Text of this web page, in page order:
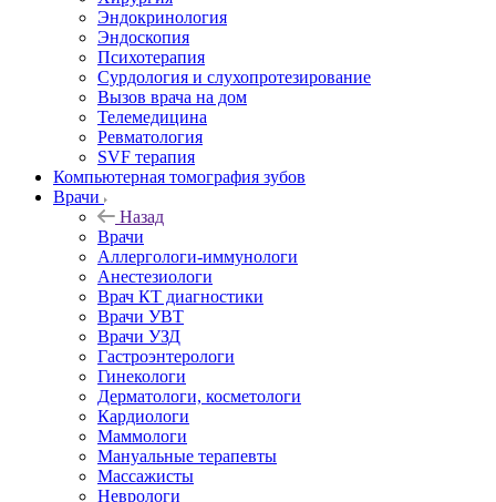
Эндокринология
Эндоскопия
Психотерапия
Сурдология и слухопротезирование
Вызов врача на дом
Телемедицина
Ревматология
SVF терапия
Компьютерная томография зубов
Врачи
Назад
Врачи
Аллергологи-иммунологи
Анестезиологи
Врач КТ диагностики
Врачи УВТ
Врачи УЗД
Гастроэнтерологи
Гинекологи
Дерматологи, косметологи
Кардиологи
Маммологи
Мануальные терапевты
Массажисты
Неврологи